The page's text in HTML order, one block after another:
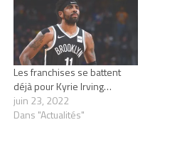
Les franchises se battent
déjà pour Kyrie Irving…
juin 23, 2022
Dans "Actualités"